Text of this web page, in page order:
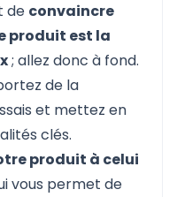
de convaincre
produit est la
; allez donc à fond.
de la
et mettez en
clés.
produit à celui
vous permet de